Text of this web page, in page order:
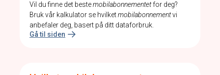
Vil du finne det bestemobilabonnementetfor deg?
Bruk vår kalkulator se hvilketmobilabonnementvi
anbefaler deg, basert på ditt dataforbruk.
Gå til siden